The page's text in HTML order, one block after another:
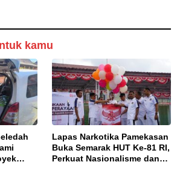
kamu
Lapas Narkotika Pamekasan
Buka Semarak HUT Ke-81 RI,
Perkuat Nasionalisme dan